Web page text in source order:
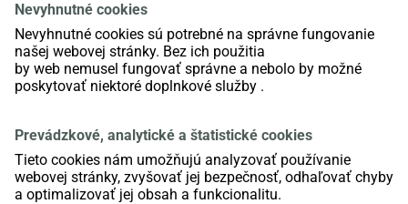
Nevyhnutné cookies
Nevyhnutné cookies sú potrebné na správne fungovanie
našej webovej stránky. Bez ich použitia
by web nemusel fungovať správne a nebolo by možné
poskytovať niektoré doplnkové služby .
Prevádzkové, analytické a štatistické cookies
Tieto cookies nám umožňujú analyzovať používanie
webovej stránky, zvyšovať jej bezpečnosť, odhaľovať chyby
a optimalizovať jej obsah a funkcionalitu.